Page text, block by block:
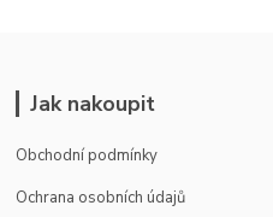
Jak nakoupit
Obchodní podmínky
Ochrana osobních údajů